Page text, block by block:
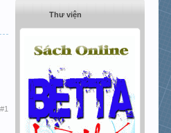
#1
Thư viện